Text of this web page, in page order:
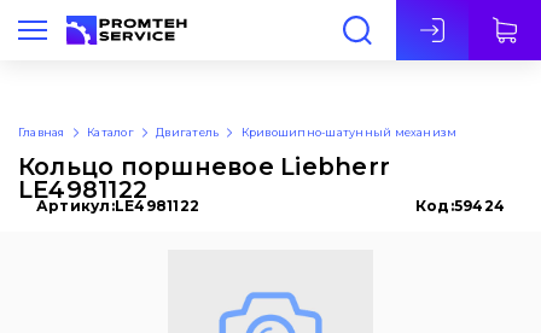
Рус
Главная Каталог Двигатель Кривошипно-шатунный механизм
Кольцо поршневое Liebherr
LE4981122
Артикул:LE4981122 Код:59424